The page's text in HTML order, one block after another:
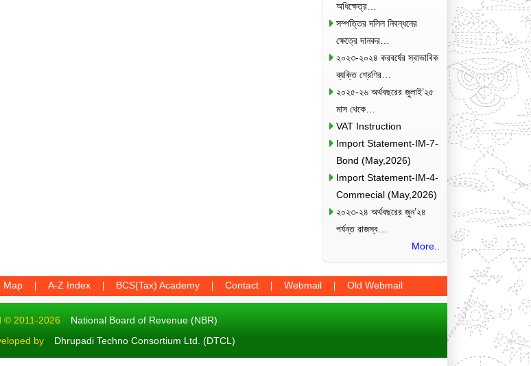
অধিক্ষেত্র…
সম্পত্তির দলিল নিবন্ধনের
ক্ষেত্রে দানকর…
২০২৩-২০২৪ করবর্ষের স্বাভাবিক
ব্যক্তি শ্রেণির…
২০২৫-২৬ অর্থবছরের জুলাই’২৫
মাস থেকে…
VAT Instruction
Import Statement-IM-7-
Bond (May,2026)
Import Statement-IM-4-
Commecial (May,2026)
২০২৩-২৪ অর্থবছরের জুন’২৪
পর্যন্ত রাজস্ব…
More..
Map A-Z Index BCS(Tax) Academy Contact Webmail Old Webmail
© 2011-2026 National Board of Revenue (NBR)
by Dhrupadi Techno Consortium Ltd. (DTCL)